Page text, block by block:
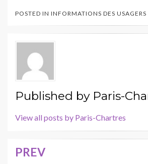
POSTED IN INFORMATIONS DES USAGERS
Published by Paris-
View all posts by Paris-Chartres
Navigation
PREV